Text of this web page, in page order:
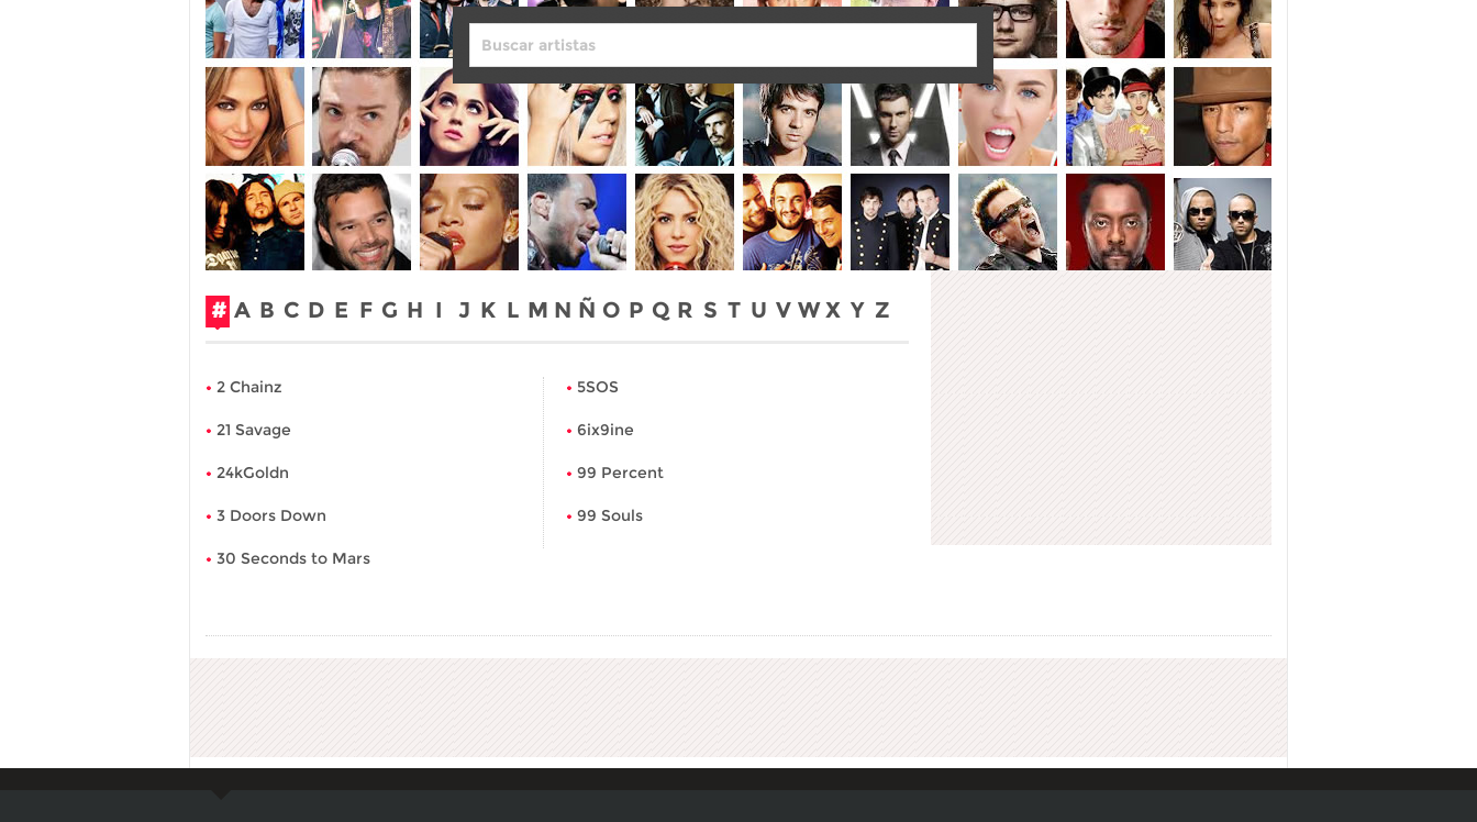
# A B C D E F G H I J K L M N Ñ O P Q R S T U V W X Y Z
2 Chainz
21 Savage
24kGoldn
3 Doors Down
30 Seconds to Mars
5SOS
6ix9ine
99 Percent
99 Souls